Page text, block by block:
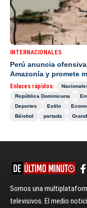
INTERNACIONALES
Perú anuncia
Amazonía y promete
Enlaces rápidos:
República Dominicana
Deportes
Estilo
Béisbol
portada
Somos una
televisivos. El medio